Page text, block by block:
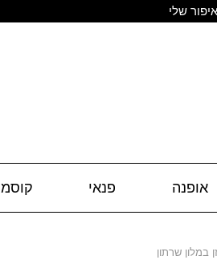
שלי
אופנה פנאי
במלון שרתון